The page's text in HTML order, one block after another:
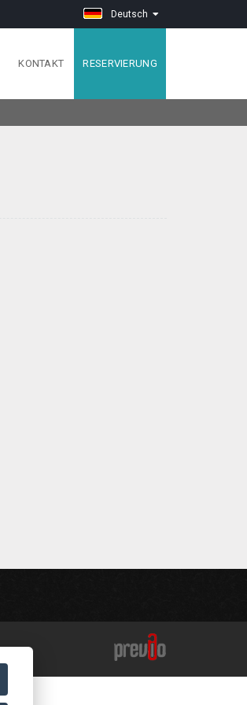
Deutsch
KONTAKT RESERVIERUNG